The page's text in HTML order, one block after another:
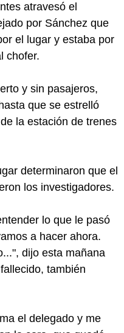
atravesó el
por Sánchez que
el lugar y estaba por
chofer.
y sin pasajeros,
que se estrelló
la estación de trenes
determinaron que el
los investigadores.
lo que le pasó
a hacer ahora.
dijo esta mañana
también
el delegado y me